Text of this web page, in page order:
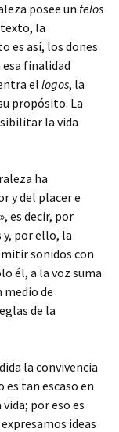
posee un telos
la
es así, los dones
finalidad
el logos, la
propósito. La
la vida
ha
y del placer e
es decir, por
y, por ello, la
sonidos con
él, a la voz suma
medio de
de la
la convivencia
tan escaso en
por eso es
ideas